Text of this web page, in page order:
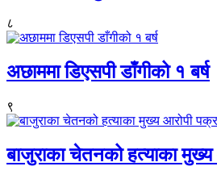
८
अछाममा डिएसपी डाँगीको १ बर्ष
९
बाजुराका चेतनको हत्याका